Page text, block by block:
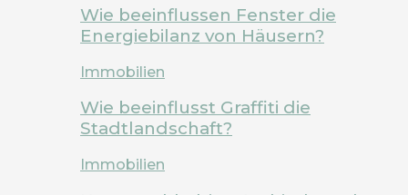
Wie beeinflussen Fenster die
Energiebilanz von Häusern?
Immobilien
Wie beeinflusst Graffiti die
Stadtlandschaft?
Immobilien